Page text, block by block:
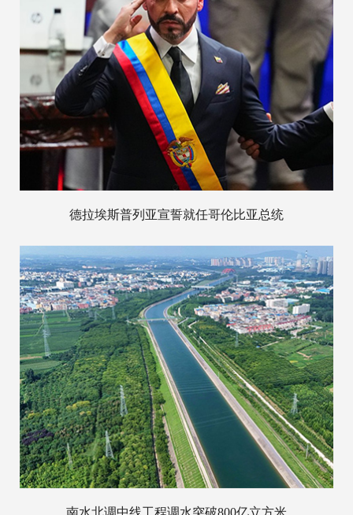
德拉埃斯普列亚宣誓就任哥伦比亚总统